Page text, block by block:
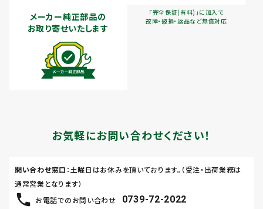
「完全保証(有料)」に加入で
故障・破損・返品など無償対応
メーカー純正部品の
お取り寄せいたします
お気軽にお問い合わせください！
お電話でのお問い合わせ 0739-72-2022
問い合わせ窓口 ：土曜日はお休みを頂いております。（受注・出荷業務は
通常営業となります）